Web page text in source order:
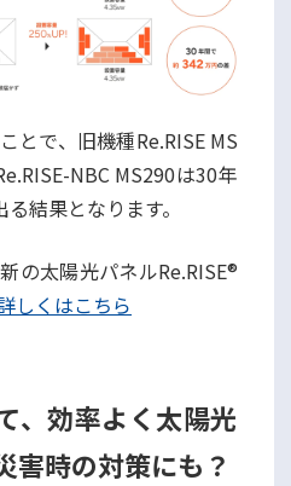
とで、旧機種Re.RISE MS
NBC MS290は30年
結果となります。
の太陽光パネルRe.RISE®
しくはこちら
、効率よく太陽光
害時の対策にも？